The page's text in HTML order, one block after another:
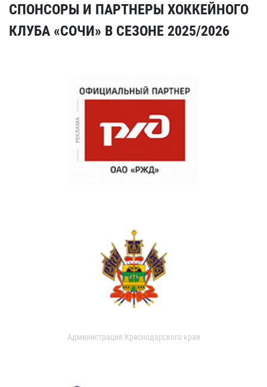
СПОНСОРЫ И ПАРТНЕРЫ ХОККЕЙНОГО
КЛУБА «СОЧИ» В СЕЗОНЕ 2025/2026
Администрация Краснодарского края